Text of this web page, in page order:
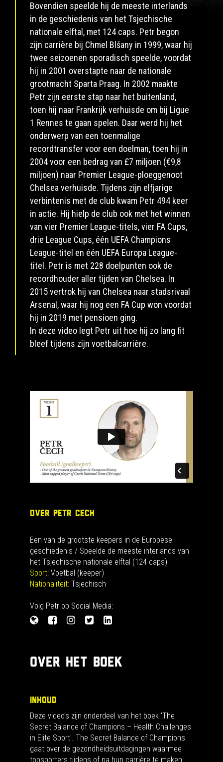
Bovendien speelde hij de meeste interlands
in de geschiedenis van het Tsjechische
nationale elftal, met 124 caps. Petr begon
zijn carrière bij Chmel Blšany in 1999, waar hij
twee seizoenen sporadisch speelde, voordat
hij in 2001 overstapte naar de nationale
grootmacht Sparta Praag. In 2002 maakte
Petr zijn eerste stap naar het buitenland,
toen hij naar Frankrijk verhuisde om bij Ligue
1 Rennes te gaan spelen. Daar werd hij het
onderwerp van een toenmalige
recordtransfer voor een doelman, toen hij in
2004 voor een bedrag van £7 miljoen (€9,8
miljoen) naar Premier League-ploeggenoot
Chelsea verhuisde. Tijdens zijn elfjarige
verbintenis met de club kwam Petr 494 keer
in actie. Hij hielp de club ook met het winnen
van vier Premier League-titels, vier FA Cups,
drie League Cups, één UEFA Champions
League-titel en één UEFA Europa League-
titel. Petr is met 228 doelpunten ook de
recordhouder aller tijden van Chelsea. In
2015 vertrok hij van Chelsea naar stadsrivaal
Arsenal, waar hij nog een FA Cup won voordat
hij in 2019 met pensioen ging.
In deze video legt Petr uit hoe hij zo lang fit
bleef tijdens zijn voetbalcarrière.
OVER PETR CECH
Een van de grootste keepers in de Europese
geschiedenis / Speelde de meeste interlands van
het Tsjechische nationale elftal (124 caps)
Sport: Voetbal (keeper)
Nationaliteit: Tsjechisch
Volg Petr op Social Media:
OVER HET BOEK
INHOUD
Deze video’s zijn onderdeel van het boek 'The
Secret Balance of Champions – Health Challenges
in Elite Sport'. The Secret Balance of Champions
gaat over de gezondheidsuitdagingen waarmee
topsporters tijdens of na hun carrière te maken